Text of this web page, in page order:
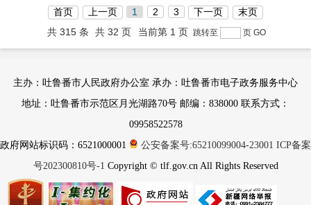
首页 上一页 1 2 3 下一页
末页
共 315 条
共 32 页 当前第 1 页 跳转至 页 GO
主办：吐鲁番市人民政府办公室 承办：吐鲁番市电子政务服务中心
地址：吐鲁番市示范区月光湖路70号 邮编：838000 联系方式：
09958522578
政府网站标识码：6521000001
公安备案号:65210099004-23001 ICP备案
号202300810号-1 Copyright © tlf.gov.cn All Rights Reserved